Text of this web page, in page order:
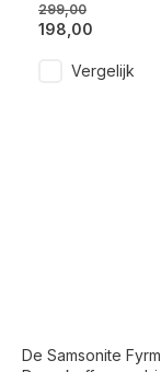
299,00
198,00
Vergelijk
De Samsonite